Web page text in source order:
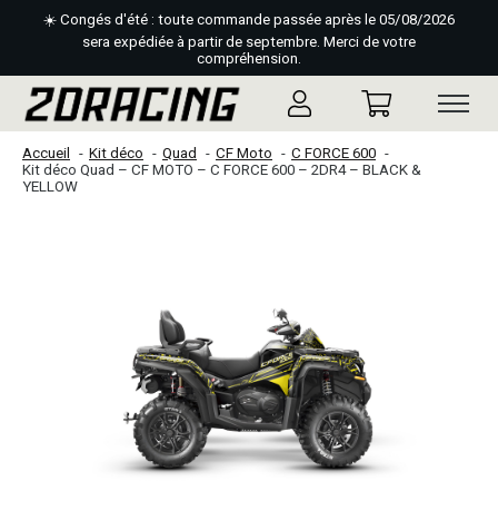
☀️ Congés d'été : toute commande passée après le 05/08/2026
sera expédiée à partir de septembre. Merci de votre
compréhension.
Accueil Kit déco Quad CF Moto
C FORCE 600
Kit déco Quad – CF MOTO – C FORCE 600 – 2DR4 – BLACK &
YELLOW